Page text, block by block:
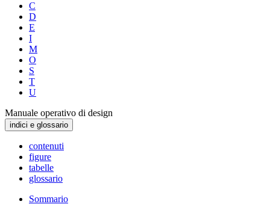
C
D
E
I
M
O
S
T
U
Manuale operativo di design
indici e glossario
contenuti
figure
tabelle
glossario
Sommario